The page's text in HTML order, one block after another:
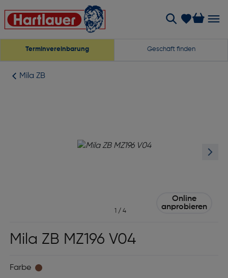
Terminvereinbarung Geschäft finden
Mila ZB
1 / 4
Online
anprobieren
Mila ZB MZ196 V04
Farbe